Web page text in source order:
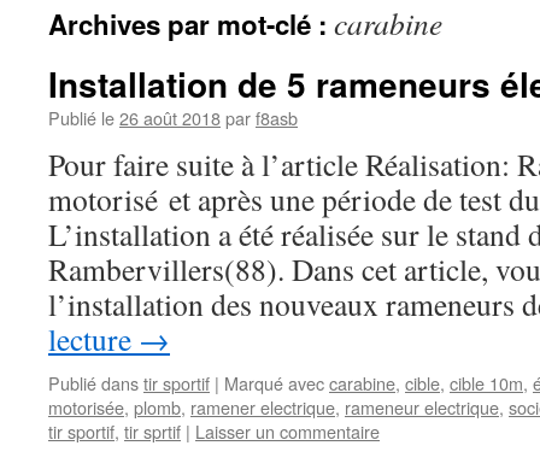
Archives par mot-clé : carabine
Installation de 5 rameneurs
Publié le26 août 2018parf8asb
Pour faire suite à l’article Réalisation:
motorisé et après une période de test
L’installation a été réalisée sur le stand
Rambervillers(88). Dans cet article,
l’installation des nouveaux
lecture →
Publié danstir sportif | Marqué aveccarabine, cible, cible 10m,
motorisée, plomb, ramener electrique, rameneur electrique,
tir sportif, tir sprtif | Laisser un commentaire